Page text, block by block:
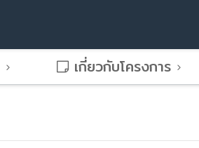
เกี่ยวกับโครงการ